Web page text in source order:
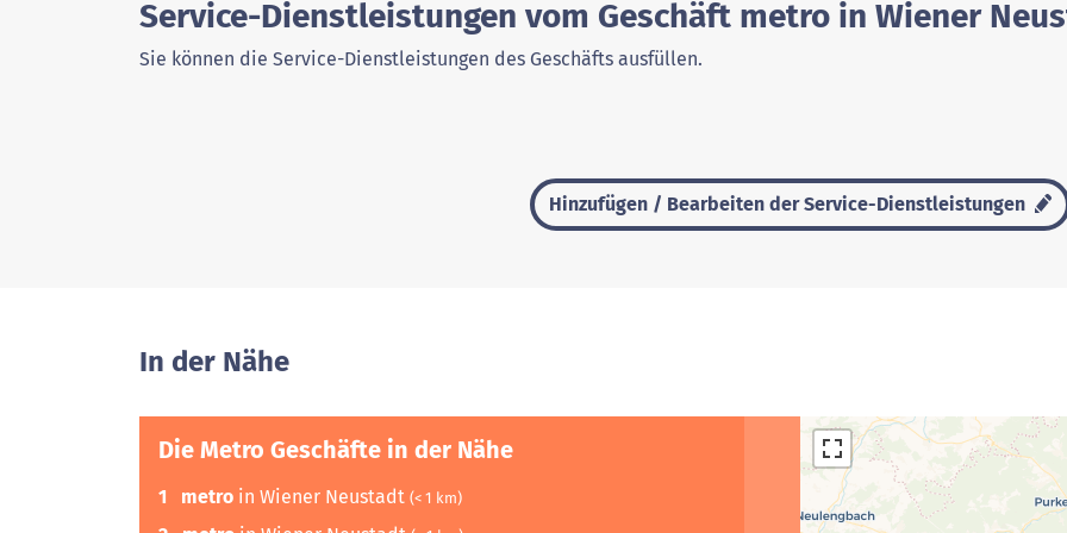
Service-Dienstleistungen vom Geschäft metro in Wiener
Sie können die Service-Dienstleistungen des Geschäfts ausfüllen.
Hinzufügen / Bearbeiten der Service-Dienstleistungen
In der Nähe
Die Metro Geschäfte in der Nähe
1 metro in Wiener Neustadt (< 1 km)